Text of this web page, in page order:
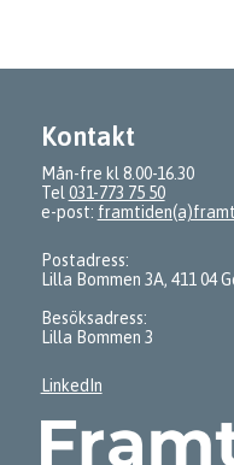
Kontakt
Mån-fre kl 8.00-16.30
Tel 031-773 75 50
e-post:
Postadress:
Lilla Bommen 3A, 411 04
Besöksadress:
Lilla Bommen 3
LinkedIn